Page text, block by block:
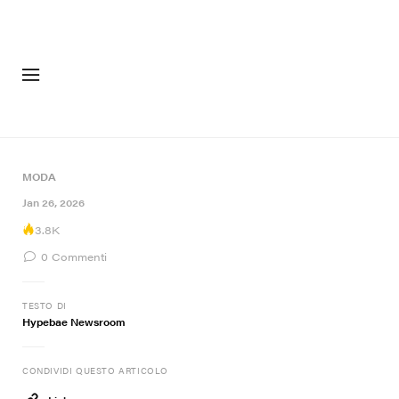
MODA
Jan 26, 2026
3.8K
0 Commenti
TESTO DI
Hypebae Newsroom
CONDIVIDI QUESTO ARTICOLO